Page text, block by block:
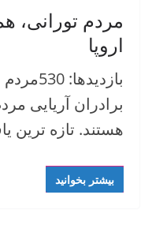
مردم تورانی،
اروپا
برادران آریایی
هستند. تازه ترین
بیشتر بخوانید